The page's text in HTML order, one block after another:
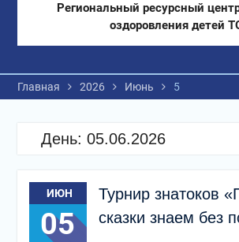
Региональный ресурсный
оздоровления детей
Главная 2026 Июнь 5
День: 05.06.2026
ИЮН
05
Турнир знатоков
сказки знаем без